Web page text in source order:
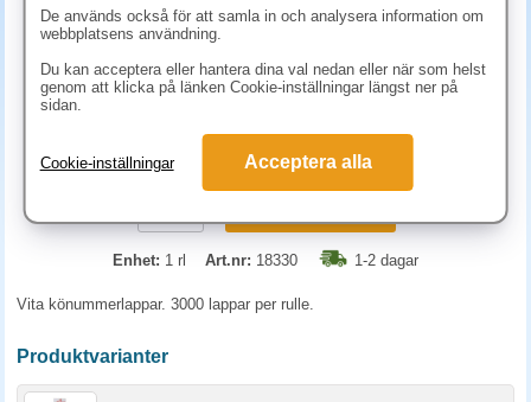
158.80 kr (inkl. moms)
Enhet: 1 rl Art.nr: 18330 1-2 dagar
Vita könummerlappar. 3000 lappar per rulle.
Produktvarianter
De används också för att samla in och analysera information om
webbplatsens användning.
Du kan acceptera eller hantera dina val nedan eller när som helst
genom att klicka på länken Cookie-inställningar längst ner på
sidan.
Cookie-inställningar Acceptera alla